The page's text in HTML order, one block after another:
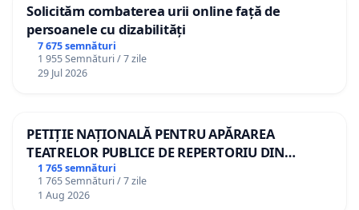
Solicităm combaterea urii online față de
persoanele cu dizabilități
7 675 semnături
1 955 Semnături / 7 zile
29 Jul 2026
PETIȚIE NAȚIONALĂ PENTRU APĂRAREA
TEATRELOR PUBLICE DE REPERTORIU DIN
ROMÂNIA
1 765 semnături
1 765 Semnături / 7 zile
1 Aug 2026